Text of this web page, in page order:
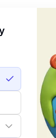
This page is